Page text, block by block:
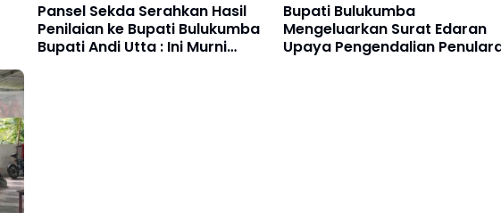
Pansel Sekda Serahkan Hasil
Penilaian ke Bupati Bulukumba
Bupati Andi Utta : Ini Murni
Bupati Bulukumba
Mengeluarkan Surat Edaran
Upaya Pengendalian